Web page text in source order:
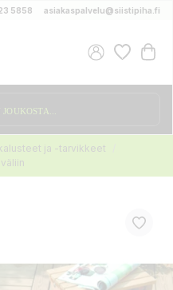
5858 asiakaspalvelu@siistipiha.fi
ja -tarvikkeet